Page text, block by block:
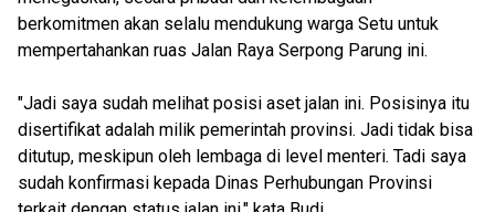
berkomitmen akan selalu mendukung warga Setu untuk
mempertahankan ruas Jalan Raya Serpong Parung ini.
"Jadi saya sudah melihat posisi aset jalan ini. Posisinya itu
disertifikat adalah milik pemerintah provinsi. Jadi tidak bisa
ditutup, meskipun oleh lembaga di level menteri. Tadi saya
sudah konfirmasi kepada Dinas Perhubungan Provinsi